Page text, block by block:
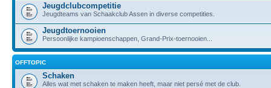
Jeugdclubcompetitie
Jeugdteams van Schaakclub Assen in diverse competities.
Jeugdtoernooien
Persoonlijke kampioenschappen, Grand-Prix-toernooien...
OFFTOPIC
Schaken
Alles wat met schaken te maken heeft, maar niet persé met de club.